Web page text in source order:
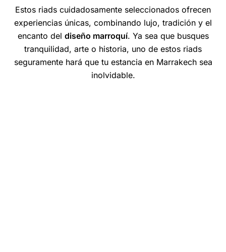
Estos riads cuidadosamente seleccionados ofrecen
experiencias únicas, combinando lujo, tradición y el
encanto del diseño marroquí. Ya sea que busques
tranquilidad, arte o historia, uno de estos riads
seguramente hará que tu estancia en Marrakech sea
inolvidable.